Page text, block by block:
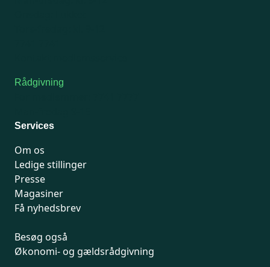
Rådgivning
Services
Om os
Ledige stillinger
Presse
Magasiner
Få nyhedsbrev
Besøg også
Økonomi- og gældsrådgivning